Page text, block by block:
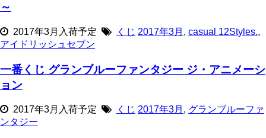
～
くじ 2017年3月 , casual 12Styles.,
アイドリッシュセブン
一番くじ グランブルーファンタジー ジ・アニメーシ
ョン
くじ 2017年3月 , グランブルーファ
ンタジー